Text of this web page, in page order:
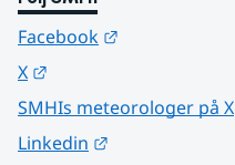
Facebook
X
SMHIs meteorologer på X
Linkedin